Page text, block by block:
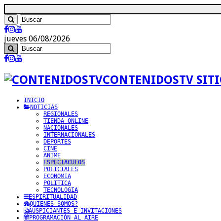
jueves 06/08/2026
CONTENIDOSTV
INICIO
NOTICIAS
REGIONALES
TIENDA ONLINE
NACIONALES
INTERNACIONALES
DEPORTES
CINE
ANIME
ESPECTACULOS
POLICIALES
ECONOMIA
POLITICA
TECNOLOGIA
ESPIRITUALIDAD
QUIENES SOMOS?
AUSPICIANTES E INVITACIONES
PROGRAMACIÓN AL AIRE